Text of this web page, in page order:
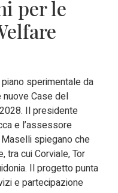
per le
sperimentale da
Case del
Il presidente
e l’assessore
spiegano che
tra cui Corviale, Tor
Il progetto punta
e partecipazione